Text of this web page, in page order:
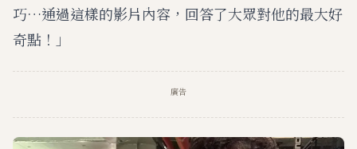
巧…通過這樣的影片內容，回答了大眾對他的最大好
奇點！」
廣告